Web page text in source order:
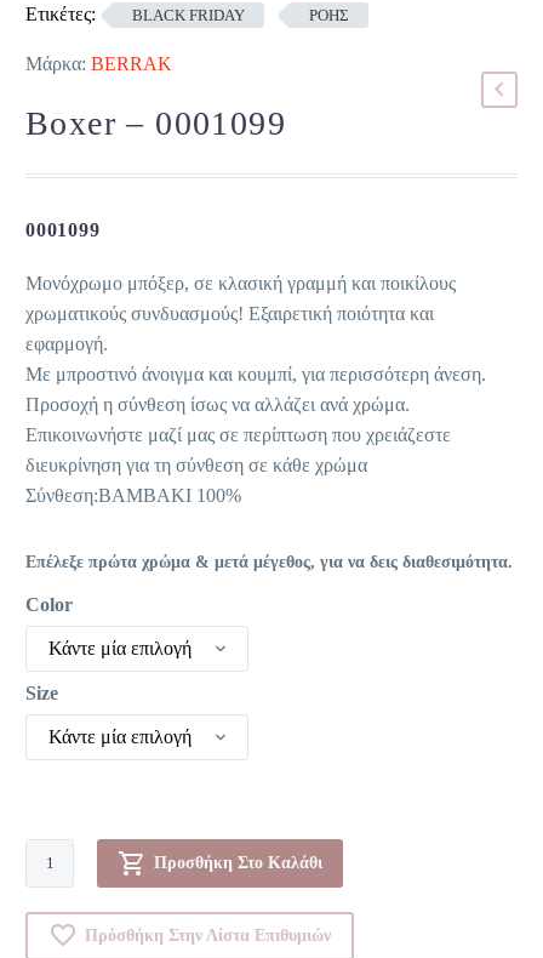
Ετικέτες:
BLACK FRIDAY ΡΟΗΣ
Μάρκα: BERRAK
Boxer – 0001099
0001099
Μονόχρωμο μπόξερ, σε κλασική γραμμή και ποικίλους
χρωματικούς συνδυασμούς! Εξαιρετική ποιότητα και
εφαρμογή.
Με μπροστινό άνοιγμα και κουμπί, για περισσότερη άνεση.
Προσοχή η σύνθεση ίσως να αλλάζει ανά χρώμα.
Επικοινωνήστε μαζί μας σε περίπτωση που χρειάζεστε
διευκρίνηση για τη σύνθεση σε κάθε χρώμα
Σύνθεση:ΒΑΜΒΑΚΙ 100%
Επέλεξε πρώτα χρώμα & μετά μέγεθος, για να δεις διαθεσιμότητα.
Color
Κάντε μία επιλογή
Size
Κάντε μία επιλογή
Boxer
-
0001099
ποσότητα
Προσθήκη Στο Καλάθι
Πρόσθήκη Στην Λίστα Επιθυμιών